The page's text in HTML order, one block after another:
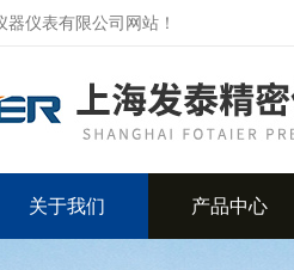
仪表有限公司网站！
关于我们 产品中心